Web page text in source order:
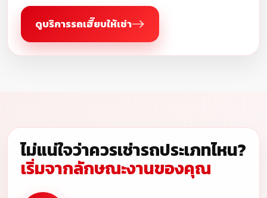
ดูบริการรถเฮี๊ยบให้เช่า
ไม่แน่ใจว่าควรเช่ารถประเภทไหน?
เริ่มจากลักษณะงานของคุณ